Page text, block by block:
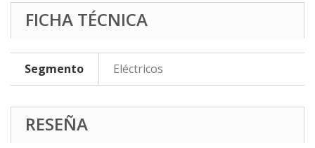
FICHA TÉCNICA
Segmento Eléctricos
RESEÑA